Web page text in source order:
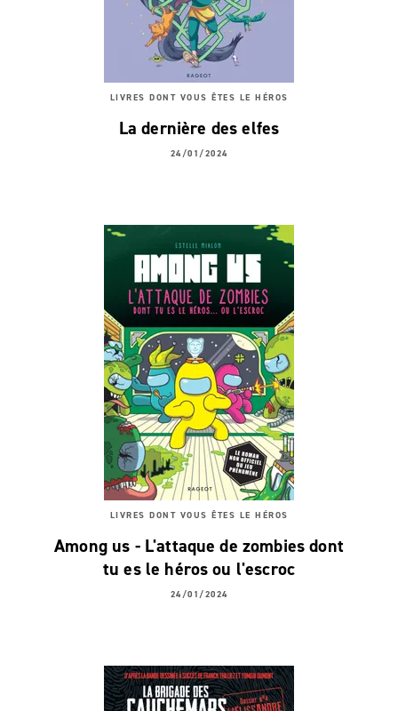
LIVRES DONT VOUS ÊTES LE HÉROS
La dernière des elfes
24/01/2024
LIVRES DONT VOUS ÊTES LE HÉROS
Among us - L'attaque de zombies dont
tu es le héros ou l'escroc
24/01/2024